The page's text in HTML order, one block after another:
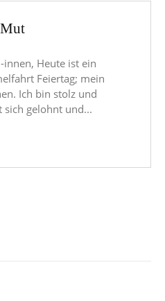
ist ein
Feiertag; mein
und
sich gelohnt und...